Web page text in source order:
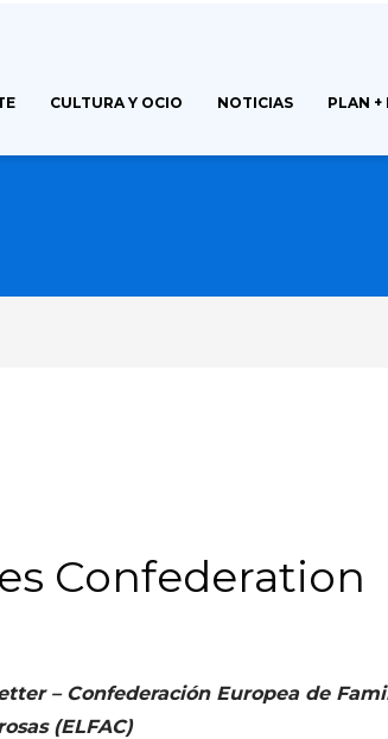
CULTURA Y OCIO NOTICIAS PLAN +
Confederation
– Confederación Europea de
(ELFAC)